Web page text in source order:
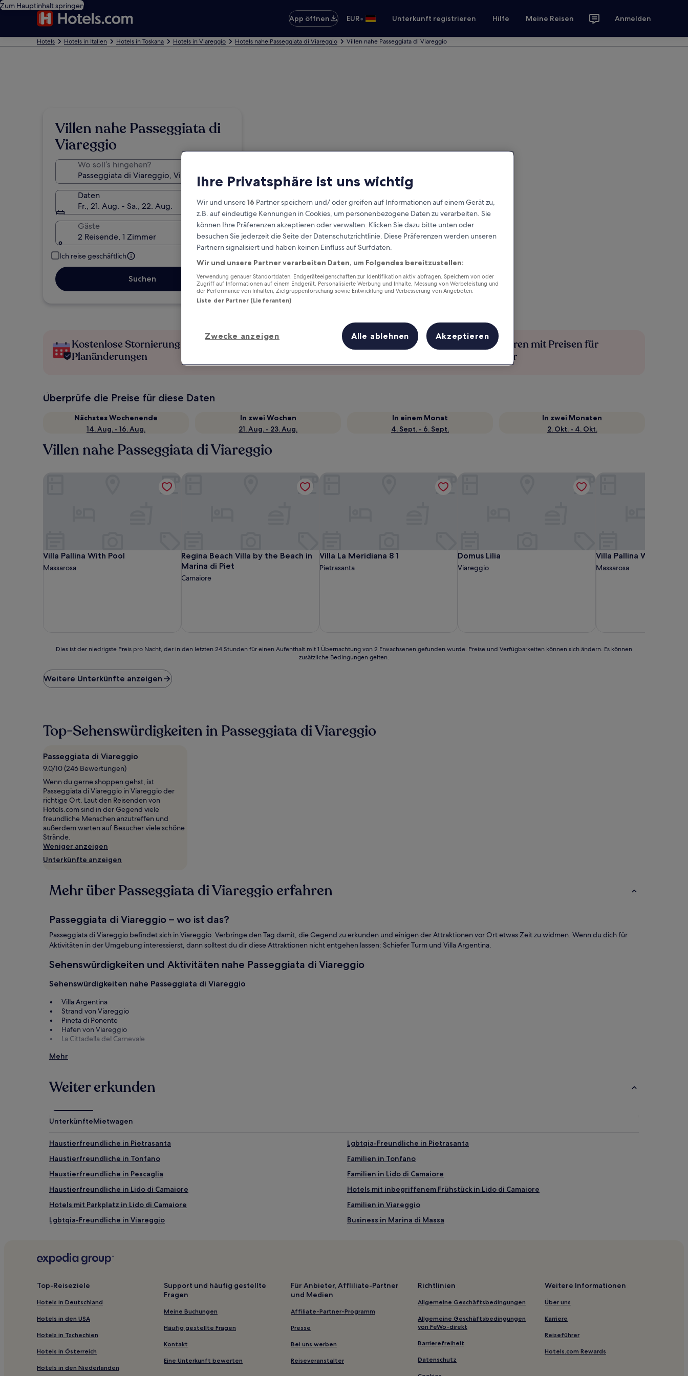
Zum Hauptinhalt springen
App öffnen
EUR• Unterkunft registrieren Hilfe Meine Reisen Anmelden
Hotels Hotels in Italien Hotels in Toskana Hotels in Viareggio Hotels nahe Passeggiata di Viareggio Villen nahe Passeggiata di Viareggio
Villen nahe Passeggiata di
Viareggio
Wo soll’s hingehen?
Daten
Fr., 21. Aug. - Sa., 22. Aug.
Gäste
2 Reisende, 1 Zimmer
Ich reise geschäftlich
Suchen
Kostenlose Stornierung bei
Planänderungen
Verdiene Prämien für jede
Mehr sparen mit Preisen für
Mitglieder
Überprüfe die Preise für diese Daten
Nächstes Wochenende
14. Aug. - 16. Aug.
In zwei Wochen
21. Aug. - 23. Aug.
In einem Monat
4. Sept. - 6. Sept.
In zwei Monaten
2. Okt. - 4. Okt.
Villen nahe Passeggiata di Viareggio
Villa Pallina With Pool
Villa Pallina With Pool
Massarosa
Regina Beach Villa by the Beach in
Marina di Piet
Regina Beach Villa by the Beach in Marina di Piet
Camaiore
Regina Beach Villa by the Beach in Marina di Piet
Villa La Meridiana 8 1
Villa La Meridiana 8 1
Pietrasanta
Domus Lilia
Domus Lilia
Viareggio
Villa Pallina With Pool
Villa Pallina With Pool
Massarosa
der
niedrigste
Preis
den
letzten
für
einen
Aufenthalt
mit
1 Übernachtung
von
2 Erwachsenen
gefunden
wurde.
Preise
und
Verfügbarkeiten
ändern.
Es
zusätzliche
Bedingungen
gelten.
Dies ist der niedrigste Preis pro Nacht, der in den letzten 24 Stunden für einen Aufenthalt mit 1 Übernachtung von 2 Erwachsenen gefunden wurde. Preise und Verfügbarkeiten können sich ändern. Es können
zusätzliche Bedingungen gelten.
Weitere Unterkünfte anzeigen
Top-Sehenswürdigkeiten in Passeggiata di Viareggio
Passeggiata di Viareggio
9.0/10 (246 Bewertungen)
Wenn du gerne shoppen gehst, ist
Passeggiata di Viareggio in Viareggio der
richtige Ort. Laut den Reisenden von
Hotels.com sind in der Gegend viele
freundliche Menschen anzutreffen und
außerdem warten auf Besucher viele schöne
Strände.
Weniger anzeigen
Unterkünfte anzeigen
Mehr über Passeggiata di Viareggio erfahren
Passeggiata di Viareggio – wo ist das?
Passeggiata di Viareggio befindet sich in Viareggio. Verbringe den Tag damit, die Gegend zu erkunden und einigen der Attraktionen vor Ort etwas Zeit zu widmen. Wenn du dich für
Aktivitäten in der Umgebung interessierst, dann solltest du dir diese Attraktionen nicht entgehen lassen: Schiefer Turm und Villa Argentina.
Sehenswürdigkeiten und Aktivitäten nahe Passeggiata di Viareggio
Sehenswürdigkeiten nahe Passeggiata di Viareggio
Villa Argentina
Strand von Viareggio
Pineta di Ponente
Hafen von Viareggio
La Cittadella del Carnevale
Aktivitäten nahe Passeggiata di Viareggio
Villa Puccini
Festung Forte dei Marmi
Passeggiata di Viareggio: Anreise
Flüge nach Viareggio
Flughafen Galileo Galilei (PSA), 22,1 km vom Zentrum von Viareggio entfernt
Mehr
Weiter erkunden
UnterkünfteMietwagen
Haustierfreundliche in Pietrasanta
Lgbtqia-Freundliche in Pietrasanta
Haustierfreundliche in Tonfano
Familien in Tonfano
Haustierfreundliche in Pescaglia
Familien in Lido di Camaiore
Haustierfreundliche in Lido di Camaiore
Hotels mit inbegriffenem Frühstück in Lido di Camaiore
Hotels mit Parkplatz in Lido di Camaiore
Familien in Viareggio
Lgbtqia-Freundliche in Viareggio
Business in Marina di Massa
Familien in Camaiore
Familien in Massarosa
Haustierfreundliche in Massarosa
Hotels mit inbegriffenem Frühstück in Ronchi
Haustierfreundliche in Torre del Lago Puccini
Haustierfreundliche in Massa
Hotels mit inbegriffenem Frühstück in Massa
Luxus in Marina di Pietrasanta
Familien in Forte dei Marmi
Business in Forte dei Marmi
Haustierfreundliche in Forte dei Marmi
Top-Reiseziele
Hotels in Deutschland
Hotels in den USA
Hotels in Tschechien
Hotels in Österreich
Hotels in den Niederlanden
Support und häufig gestellte
Fragen
Meine Buchungen
Häufig gestellte Fragen
Kontakt
Eine Unterkunft bewerten
Für Anbieter, Affliliate-Partner
und Medien
Affiliate-Partner-Programm
Presse
Bei uns werben
Reiseveranstalter
Richtlinien
Allgemeine Geschäftsbedingungen
Allgemeine Geschäftsbedingungen
von FeWo-direkt
Barrierefreiheit
Datenschutz
Weitere Informationen
Über uns
Karriere
Reiseführer
Hotels.com Rewards
Ihre Privatsphäre ist uns wichtig
Wir und unsere16 Partner speichern und/ oder greifen auf Informationen auf einem Gerät zu,
z.B. auf eindeutige Kennungen in Cookies, um personenbezogene Daten zu verarbeiten. Sie
können Ihre Präferenzen akzeptieren oder verwalten. Klicken Sie dazu bitte unten oder
besuchen Sie jederzeit die Seite der Datenschutzrichtlinie. Diese Präferenzen werden unseren
Partnern signalisiert und haben keinen Einfluss auf Surfdaten.
Wir und unsere Partner verarbeiten Daten, um Folgendes bereitzustellen:
Verwendung genauer Standortdaten. Endgeräteeigenschaften zur Identifikation aktiv abfragen. Speichern von oder
Zugriff auf Informationen auf einem Endgerät. Personalisierte Werbung und Inhalte, Messung von Werbeleistung und
der Performance von Inhalten, Zielgruppenforschung sowie Entwicklung und Verbesserung von Angeboten.
Liste der Partner (Lieferanten)
Zwecke anzeigen Alle ablehnen Akzeptieren